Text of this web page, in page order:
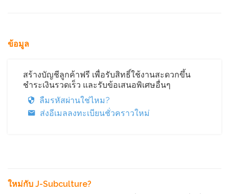
ข้อมูล
สร้างบัญชีลูกค้าฟรี เพื่อรับสิทธิ์ใช้งานสะดวกขึ้น
ชำระเงินรวดเร็ว และรับข้อเสนอพิเศษอื่นๆ
ลืมรหัสผ่านใช่ไหม?
ส่งอีเมลลงทะเบียนชั่วคราวใหม่
ใหม่กับ J-Subculture?